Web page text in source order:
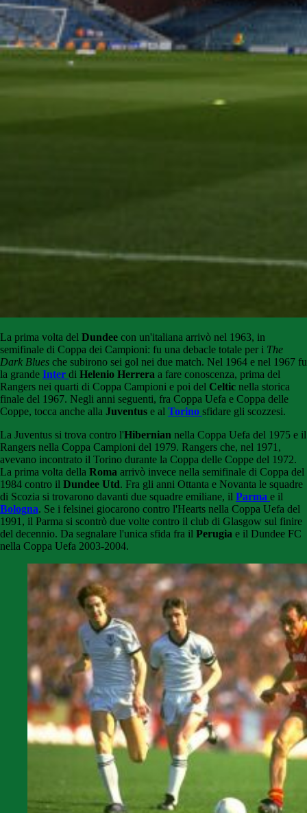
La prima volta del Dundee con un'italiana arrivò nel 1963, in
semifinale di Coppa dei Campioni: fu una debacle totale per i The
Dark Blues che subirono sei gol nei due match. Nel 1964 e nel 1967 fu
la grande Inter di Helenio Herrera a fare conoscenza, prima del
Rangers nei quarti di Coppa Campioni e poi del Celtic nella storica
finale del 1967. Negli anni seguenti, fra Coppa Uefa e Coppa delle
Coppe, tocca anche alla Juventus e al Torino sfidare gli scozzesi.
La Juventus si trova contro l'Hibernian nella Coppa Uefa del 1975 e il
Rangers nella Coppa Campioni del 1979. Rangers che, nel 1971,
avevano incontrato il Torino durante la Coppa delle Coppe del 1972.
La prima volta della Roma arrivò invece nella semifinale di Coppa del
1984 contro il Dundee Utd. Fra gli anni Ottanta e Novanta le squadre
di Scozia si trovarono davanti due squadre emiliane, il Parma e il
Bologna. Se i felsinei giocarono contro l'Hearts nella Coppa Uefa del
1991, il Parma si scontrò due volte contro il club di Glasgow sul finire
del decennio. Da segnalare l'unica sfida fra il Perugia e il Dundee FC
nella Coppa Uefa 2003-2004.